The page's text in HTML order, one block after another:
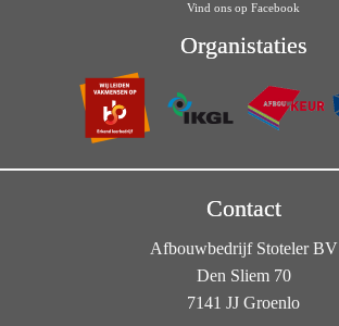
Vind ons op Facebook
Organistaties
Contact
Afbouwbedrijf Stoteler BV
Den Sliem 70
7141 JJ Groenlo